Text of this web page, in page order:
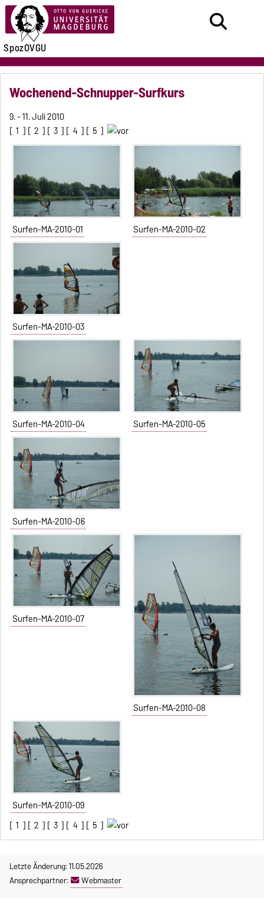
SpozOVGU
Wochenend-Schnupper-Surfkurs
9. - 11. Juli 2010
[ 1 ] [ 2 ] [ 3 ] [ 4 ] [ 5 ]
Surfen-MA-2010-01 Surfen-MA-2010-02
Surfen-MA-2010-03
Surfen-MA-2010-04 Surfen-MA-2010-05
Surfen-MA-2010-06
Surfen-MA-2010-07
Surfen-MA-2010-08
Surfen-MA-2010-09
[ 1 ] [ 2 ] [ 3 ] [ 4 ] [ 5 ]
Letzte Änderung: 11.05.2026
Ansprechpartner:
Webmaster